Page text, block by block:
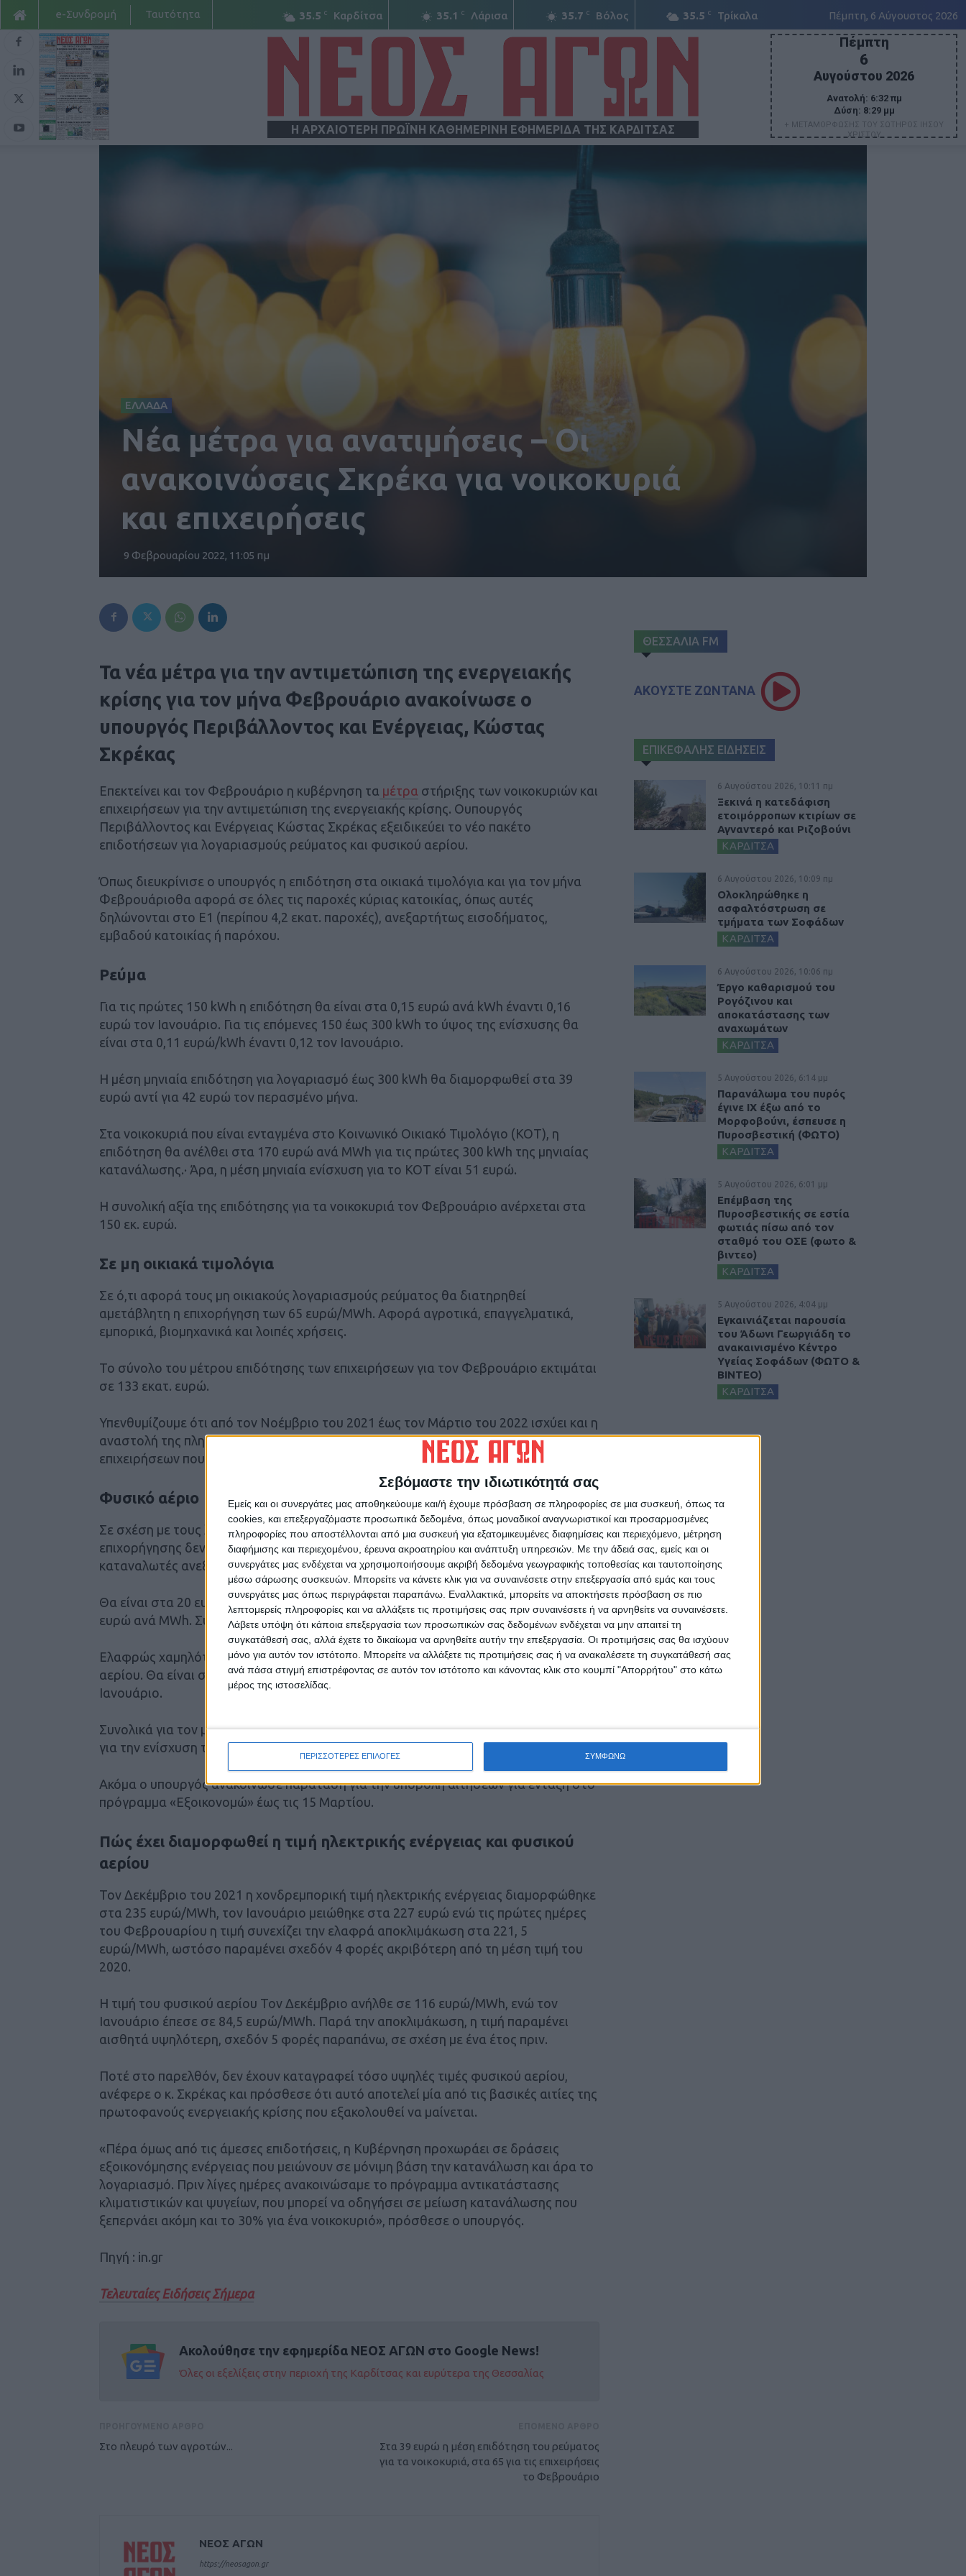
Σεβόμαστε την ιδιωτικότητά σας
Εμείς και οι συνεργάτες μας αποθηκεύουμε και/ή έχουμε πρόσβαση σε πληροφορίες σε μια συσκευή, όπως τα
cookies, και επεξεργαζόμαστε προσωπικά δεδομένα, όπως μοναδικοί αναγνωριστικοί και προσαρμοσμένες
πληροφορίες που αποστέλλονται από μια συσκευή για εξατομικευμένες διαφημίσεις και περιεχόμενο, μέτρηση
διαφήμισης και περιεχομένου, έρευνα ακροατηρίου και ανάπτυξη υπηρεσιών. Με την άδειά σας, εμείς και οι
συνεργάτες μας ενδέχεται να χρησιμοποιήσουμε ακριβή δεδομένα γεωγραφικής τοποθεσίας και ταυτοποίησης
μέσω σάρωσης συσκευών. Μπορείτε να κάνετε κλικ για να συναινέσετε στην επεξεργασία από εμάς και τους
συνεργάτες μας όπως περιγράφεται παραπάνω. Εναλλακτικά, μπορείτε να αποκτήσετε πρόσβαση σε πιο
λεπτομερείς πληροφορίες και να αλλάξετε τις προτιμήσεις σας πριν συναινέσετε ή να αρνηθείτε να συναινέσετε.
Λάβετε υπόψη ότι κάποια επεξεργασία των προσωπικών σας δεδομένων ενδέχεται να μην απαιτεί τη
συγκατάθεσή σας, αλλά έχετε το δικαίωμα να αρνηθείτε αυτήν την επεξεργασία. Οι προτιμήσεις σας θα ισχύουν
μόνο για αυτόν τον ιστότοπο. Μπορείτε να αλλάξετε τις προτιμήσεις σας ή να ανακαλέσετε τη συγκατάθεσή σας
ανά πάσα στιγμή επιστρέφοντας σε αυτόν τον ιστότοπο και κάνοντας κλικ στο κουμπί "Απορρήτου" στο κάτω
μέρος της ιστοσελίδας.
ΠΕΡΙΣΣΟΤΕΡΕΣ ΕΠΙΛΟΓΕΣ ΣΥΜΦΩΝΩ
35.5 C Καρδίτσα 35.1 C Λάρισα 35.7 C Βόλος 35.5 C Τρίκαλα Πέμπτη, 6 Αύγουστος 2026
e-Συνδρομή Ταυτότητα
Η ΑΡΧΑΙΟΤΕΡΗ ΠΡΩΪΝΗ ΚΑΘΗΜΕΡΙΝΗ ΕΦΗΜΕΡΙΔΑ ΤΗΣ ΚΑΡΔΙΤΣΑΣ
Πέμπτη
6
Αυγούστου 2026
Ανατολή: 6:32 πμ
Δύση: 8:29 μμ
+ ΜΕΤΑΜΟΡΦΩΣΗΣ ΤΟΥ ΣΩΤΗΡΟΣ ΙΗΣΟΥ
ΧΡΙΣΤΟΥ
ΕΛΛΑΔΑ
Νέα μέτρα για ανατιμήσεις – Οι
ανακοινώσεις Σκρέκα για νοικοκυριά
και επιχειρήσεις
9 Φεβρουαρίου 2022, 11:05 πμ
Τα νέα μέτρα για την αντιμετώπιση της ενεργειακής
κρίσης για τον μήνα Φεβρουάριο ανακοίνωσε ο
υπουργός Περιβάλλοντος και Ενέργειας, Κώστας
Σκρέκας
Επεκτείνει και τον Φεβρουάριο η κυβέρνηση τα μέτρα στήριξης των νοικοκυριών και
επιχειρήσεων για την αντιμετώπιση της ενεργειακής κρίσης. Ουπουργός
Περιβάλλοντος και Ενέργειας Κώστας Σκρέκας εξειδικεύει το νέο πακέτο
επιδοτήσεων για λογαριασμούς ρεύματος και φυσικού αερίου.
Όπως διευκρίνισε ο υπουργός η επιδότηση στα οικιακά τιμολόγια και για τον μήνα
Φεβρουάριοθα αφορά σε όλες τις παροχές κύριας κατοικίας, όπως αυτές
δηλώνονται στο Ε1 (περίπου 4,2 εκατ. παροχές), ανεξαρτήτως εισοδήματος,
εμβαδού κατοικίας ή παρόχου.
Ρεύμα
Για τις πρώτες 150 kWh η επιδότηση θα είναι στα 0,15 ευρώ ανά kWh έναντι 0,16
ευρώ τον Ιανουάριο. Για τις επόμενες 150 έως 300 kWh το ύψος της ενίσχυσης θα
είναι στα 0,11 ευρώ/kWh έναντι 0,12 τον Ιανουάριο.
Η μέση μηνιαία επιδότηση για λογαριασμό έως 300 kWh θα διαμορφωθεί στα 39
ευρώ αντί για 42 ευρώ τον περασμένο μήνα.
Στα νοικοκυριά που είναι ενταγμένα στο Κοινωνικό Οικιακό Τιμολόγιο (ΚΟΤ), η
επιδότηση θα ανέλθει στα 170 ευρώ ανά MWh για τις πρώτες 300 kWh της μηνιαίας
κατανάλωσης.· Άρα, η μέση μηνιαία ενίσχυση για το ΚΟΤ είναι 51 ευρώ.
Η συνολική αξία της επιδότησης για τα νοικοκυριά τον Φεβρουάριο ανέρχεται στα
150 εκ. ευρώ.
Σε μη οικιακά τιμολόγια
Σε ό,τι αφορά τους μη οικιακούς λογαριασμούς ρεύματος θα διατηρηθεί
αμετάβλητη η επιχορήγηση των 65 ευρώ/MWh. Αφορά αγροτικά, επαγγελματικά,
εμπορικά, βιομηχανικά και λοιπές χρήσεις.
Το σύνολο του μέτρου επιδότησης των επιχειρήσεων για τον Φεβρουάριο εκτιμάται
σε 133 εκατ. ευρώ.
Υπενθυμίζουμε ότι από τον Νοέμβριο του 2021 έως τον Μάρτιο του 2022 ισχύει και η
αναστολή της πληρωμής Υπηρεσιών Κοινής Ωφέλειας (ΥΚΩ) για τη στήριξη των
επιχειρήσεων που είναι συνδεδεμένες στη Μέση Τάση.
Φυσικό αέριο
Σε σχέση με τους λογαριασμούς φυσικού αερίου, το ύψος της κρατικής
επιχορήγησης δεν θα αλλάξει τον Φεβρουάριο.Αφορά σε 540.000 οικιακούς
καταναλωτές ανεξαρτήτως εισοδήματος, μεγέθους κατοικίας ή παρόχου.
Θα είναι στα 20 ευρώ ανά MWh, όπως και η έκπτωση της ΔΕΠΑ Εμπορίας στα 20
ευρώ ανά MWh. Συνολικά το όφελος για τα νοικοκυριά ανέρχεται σε 40 ευρώ
Ελαφρώς χαμηλότερη θα είναι η επιχορήγηση για τα μη οικιακά τιμολόγια φυσικού
αερίου. Θα είναι στα 20 ευρώ ανά MWh για όλους τους παρόχους αντί για 30 τον
Ιανουάριο.
Συνολικά για τον μήνα Φεβρουάριο η κυβέρνηση θα διαθέσει 350 εκατομμύρια ευρώ
για την ενίσχυση των νοικοκυριών.
Ακόμα ο υπουργός ανακοίνωσε παράταση για την υποβολή αιτήσεων για ένταξη στο
πρόγραμμα «Εξοικονομώ» έως τις 15 Μαρτίου.
Πώς έχει διαμορφωθεί η τιμή ηλεκτρικής ενέργειας και φυσικού
αερίου
Τον Δεκέμβριο του 2021 η χονδρεμπορική τιμή ηλεκτρικής ενέργειας διαμορφώθηκε
στα 235 ευρώ/ΜWh, τον Ιανουάριο μειώθηκε στα 227 ευρώ ενώ τις πρώτες ημέρες
του Φεβρουαρίου η τιμή συνεχίζει την ελαφρά αποκλιμάκωση στα 221, 5
ευρώ/MWh, ωστόσο παραμένει σχεδόν 4 φορές ακριβότερη από τη μέση τιμή του
2020.
Η τιμή του φυσικού αερίου Τον Δεκέμβριο ανήλθε σε 116 ευρώ/MWh, ενώ τον
Ιανουάριο έπεσε σε 84,5 ευρώ/MWh. Παρά την αποκλιμάκωση, η τιμή παραμένει
αισθητά υψηλότερη, σχεδόν 5 φορές παραπάνω, σε σχέση με ένα έτος πριν.
Ποτέ στο παρελθόν, δεν έχουν καταγραφεί τόσο υψηλές τιμές φυσικού αερίου,
ανέφερε ο κ. Σκρέκας και πρόσθεσε ότι αυτό αποτελεί μία από τις βασικές αιτίες της
πρωτοφανούς ενεργειακής κρίσης που εξακολουθεί να μαίνεται.
«Πέρα όμως από τις άμεσες επιδοτήσεις, η Κυβέρνηση προχωράει σε δράσεις
εξοικονόμησης ενέργειας που μειώνουν σε μόνιμη βάση την κατανάλωση και άρα το
λογαριασμό. Πριν λίγες ημέρες ανακοινώσαμε το πρόγραμμα αντικατάστασης
κλιματιστικών και ψυγείων, που μπορεί να οδηγήσει σε μείωση κατανάλωσης που
ξεπερνάει ακόμη και το 30% για ένα νοικοκυριό», πρόσθεσε ο υπουργός.
Πηγή : in.gr
Τελευταίες Ειδήσεις Σήμερα
Ακολούθησε την εφημερίδα ΝΕΟΣ ΑΓΩΝ στο Google News!
Όλες οι εξελίξεις στην περιοχή της Καρδίτσας και ευρύτερα της Θεσσαλίας
Στο πλευρό των αγροτών...
Στα 39 ευρώ η μέση επιδότηση του ρεύματος
για τα νοικοκυριά, στα 65 για τις επιχειρήσεις
το Φεβρουάριο
ΝΕΟΣ ΑΓΩΝ
https://neosagon.gr
ΘΕΣΣΑΛΙΑ FM
ΑΚΟΥΣΤΕ ΖΩΝΤΑΝΑ
ΕΠΙΚΕΦΑΛΗΣ ΕΙΔΗΣΕΙΣ
6 Αυγούστου 2026, 10:11 πμ
Ξεκινά η κατεδάφιση
ετοιμόρροπων κτιρίων σε
Αγναντερό και Ριζοβούνι
ΚΑΡΔΙΤΣΑ
6 Αυγούστου 2026, 10:09 πμ
Ολοκληρώθηκε η
ασφαλτόστρωση σε
τμήματα των Σοφάδων
ΚΑΡΔΙΤΣΑ
6 Αυγούστου 2026, 10:06 πμ
Έργο καθαρισμού του
Ρογόζινου και
αποκατάστασης των
αναχωμάτων
ΚΑΡΔΙΤΣΑ
5 Αυγούστου 2026, 6:14 μμ
Παρανάλωμα του πυρός
έγινε ΙΧ έξω από το
Μορφοβούνι, έσπευσε η
Πυροσβεστική (ΦΩΤΟ)
ΚΑΡΔΙΤΣΑ
5 Αυγούστου 2026, 6:01 μμ
Επέμβαση της
Πυροσβεστικής σε εστία
φωτιάς πίσω από τον
σταθμό του ΟΣΕ (φωτο &
βιντεο)
ΚΑΡΔΙΤΣΑ
5 Αυγούστου 2026, 4:04 μμ
Εγκαινιάζεται παρουσία
του Άδωνι Γεωργιάδη το
ανακαινισμένο Κέντρο
Υγείας Σοφάδων (ΦΩΤΟ &
ΒΙΝΤΕΟ)
ΚΑΡΔΙΤΣΑ